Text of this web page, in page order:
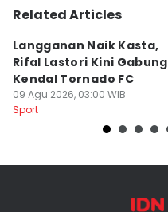
Related Articles
Langganan Naik Kasta,
Rifal Lastori Kini Gabung
Kendal Tornado FC
09 Agu 2026, 03:00 WIB
Sport